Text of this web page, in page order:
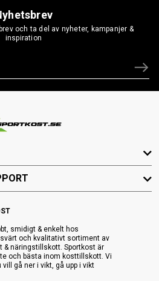
och ta del av nyheter, kampanjer &
inspiration
smidigt & enkelt hos
och kvalitativt sortiment av
näringstillskott. Sportkost är
och bästa inom kosttillskott. Vi
gå ner i vikt, gå upp i vikt